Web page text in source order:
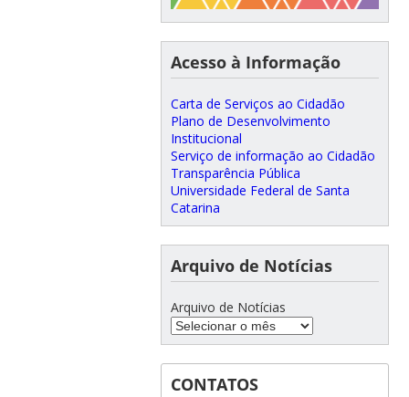
Acesso à Informação
Carta de Serviços ao Cidadão
Plano de Desenvolvimento
Institucional
Serviço de informação ao Cidadão
Transparência Pública
Universidade Federal de Santa
Catarina
Arquivo de Notícias
Arquivo de Notícias
CONTATOS